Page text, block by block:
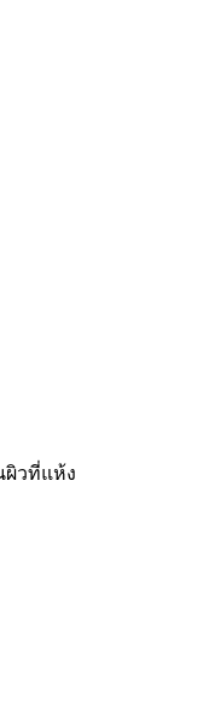
ผิวที่แห้ง